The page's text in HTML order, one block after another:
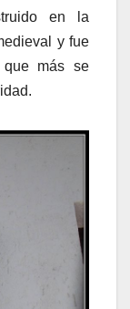
en la
y fue
que más se